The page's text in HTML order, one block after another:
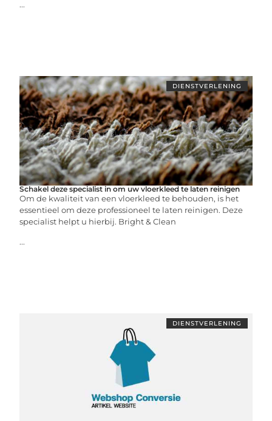
...
DIENSTVERLENING
Schakel deze specialist in om uw vloerkleed te laten reinigen
Om de kwaliteit van een vloerkleed te behouden, is het
essentieel om deze professioneel te laten reinigen. Deze
specialist helpt u hierbij. Bright & Clean
...
DIENSTVERLENING